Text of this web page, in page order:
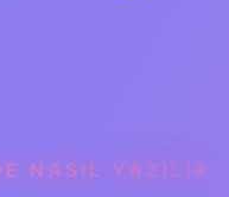
NASIL YAZILIR